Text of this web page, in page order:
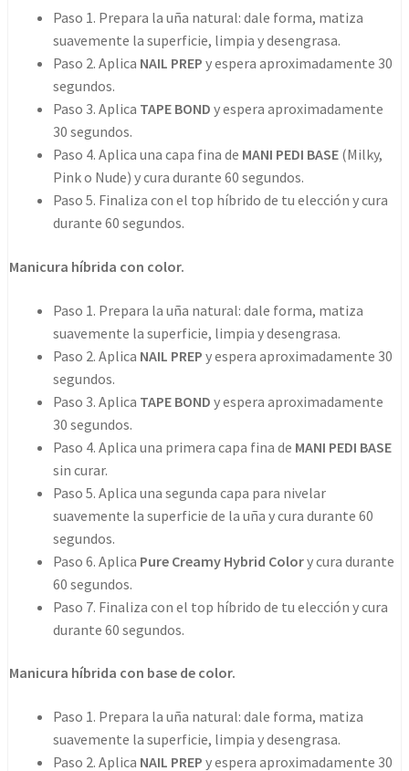
Paso 1. Prepara la uña natural: dale forma, matiza
suavemente la superficie, limpia y desengrasa.
Paso 2. Aplica NAIL PREP y espera aproximadamente 30
segundos.
Paso 3. Aplica TAPE BOND y espera aproximadamente
30 segundos.
Paso 4. Aplica una capa fina de MANI PEDI BASE (Milky,
Pink o Nude) y cura durante 60 segundos.
Paso 5. Finaliza con el top híbrido de tu elección y cura
durante 60 segundos.
Manicura híbrida con color.
Paso 1. Prepara la uña natural: dale forma, matiza
suavemente la superficie, limpia y desengrasa.
Paso 2. Aplica NAIL PREP y espera aproximadamente 30
segundos.
Paso 3. Aplica TAPE BOND y espera aproximadamente
30 segundos.
Paso 4. Aplica una primera capa fina de MANI PEDI BASE
sin curar.
Paso 5. Aplica una segunda capa para nivelar
suavemente la superficie de la uña y cura durante 60
segundos.
Paso 6. Aplica Pure Creamy Hybrid Colory cura durante
60 segundos.
Paso 7. Finaliza con el top híbrido de tu elección y cura
durante 60 segundos.
Manicura híbrida con base de color.
Paso 1. Prepara la uña natural: dale forma, matiza
suavemente la superficie, limpia y desengrasa.
Paso 2. Aplica NAIL PREP y espera aproximadamente 30